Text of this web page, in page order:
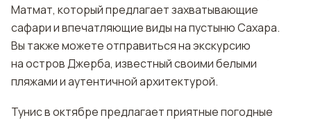
Матмат, который предлагает захватывающие
сафари и впечатляющие виды на пустыню Сахара.
Вы также можете отправиться на экскурсию
на остров Джерба, известный своими белыми
пляжами и аутентичной архитектурой.
Тунис в октябре предлагает приятные погодные